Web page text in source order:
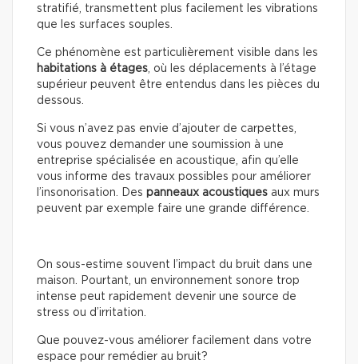
stratifié, transmettent plus facilement les vibrations
que les surfaces souples.
Ce phénomène est particulièrement visible dans les
habitations à étages, où les déplacements à l’étage
supérieur peuvent être entendus dans les pièces du
dessous.
Si vous n’avez pas envie d’ajouter de carpettes,
vous pouvez demander une soumission à une
entreprise spécialisée en acoustique, afin qu’elle
vous informe des travaux possibles pour améliorer
l’insonorisation. Des panneaux acoustiques aux murs
peuvent par exemple faire une grande différence.
On sous-estime souvent l’impact du bruit dans une
maison. Pourtant, un environnement sonore trop
intense peut rapidement devenir une source de
stress ou d’irritation.
Que pouvez-vous améliorer facilement dans votre
espace pour remédier au bruit?